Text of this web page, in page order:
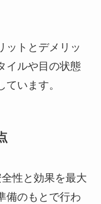
ットとデメリッ
イルや目の状態
います。
性と効果を最大
備のもとで行わ